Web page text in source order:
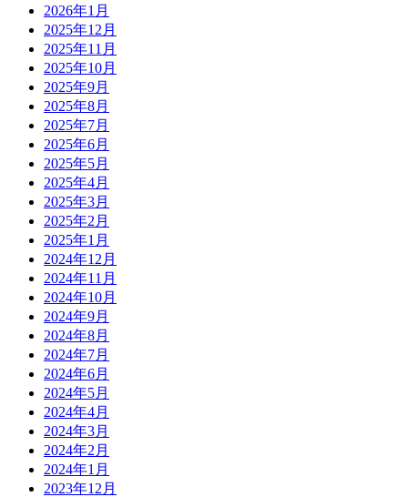
2026年1月
2025年12月
2025年11月
2025年10月
2025年9月
2025年8月
2025年7月
2025年6月
2025年5月
2025年4月
2025年3月
2025年2月
2025年1月
2024年12月
2024年11月
2024年10月
2024年9月
2024年8月
2024年7月
2024年6月
2024年5月
2024年4月
2024年3月
2024年2月
2024年1月
2023年12月